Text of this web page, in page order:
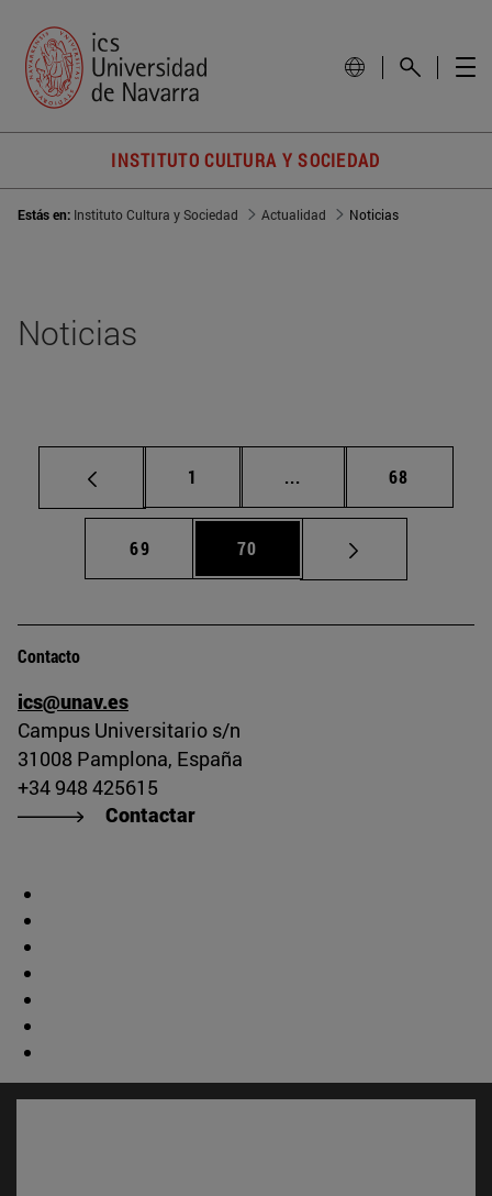
INSTITUTO CULTURA Y SOCIEDAD
Estás en: Instituto Cultura y Sociedad Actualidad Noticias
Noticias
Página
1 ... Páginas intermedias
Página
68
Página
69 Página
70
Contacto
ics@unav.es
Campus Universitario s/n
31008 Pamplona, España
+34 948 425615
Contactar